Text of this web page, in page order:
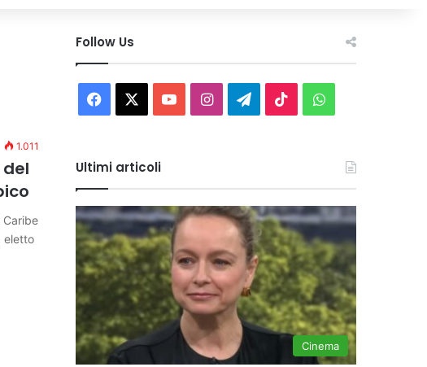
1.011
Caribe
eletto
Follow Us
Facebook You InstagramTelegram
TikTokWhatsApp
Ultimi articoli
Cinema